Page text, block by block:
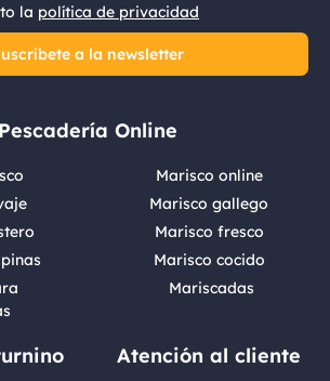
la política de privacidad
a la newsletter
Pescadería Online
Marisco online
Marisco gallego
Marisco fresco
Marisco cocido
Mariscadas
Atención al cliente